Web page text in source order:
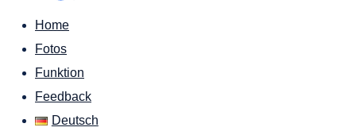
Home
Fotos
Funktion
Feedback
Deutsch